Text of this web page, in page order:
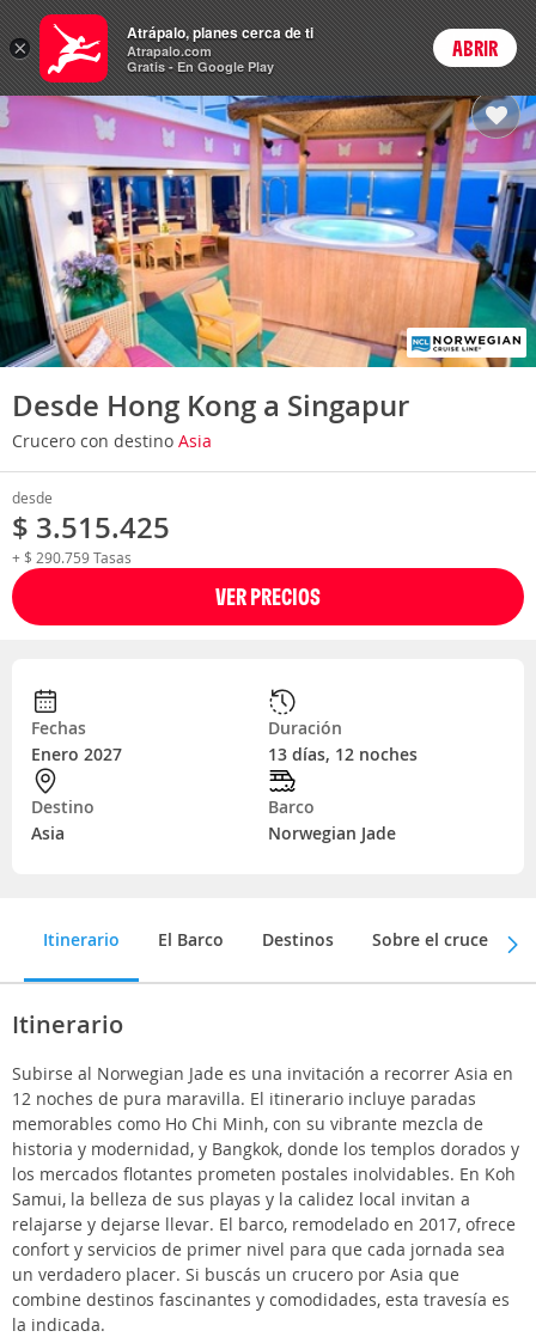
Cruceros Precios enPeso
ARSCambiar moneda
Login
Desde Hong Kong a Singapur
Crucero con destino Asia
desde
$ 3.515.425
+ $ 290.759 Tasas
VER PRECIOS
Fechas
Enero 2027
Duración
13 días, 12 noches
Destino
Asia
Barco
Norwegian Jade
Itinerario El Barco Destinos Sobre el crucero
Itinerario
Subirse al Norwegian Jade es una invitación a recorrer Asia en
12 noches de pura maravilla. El itinerario incluye paradas
memorables como Ho Chi Minh, con su vibrante mezcla de
historia y modernidad, y Bangkok, donde los templos dorados y
los mercados flotantes prometen postales inolvidables. En Koh
Samui, la belleza de sus playas y la calidez local invitan a
relajarse y dejarse llevar. El barco, remodelado en 2017, ofrece
confort y servicios de primer nivel para que cada jornada sea
un verdadero placer. Si buscás un crucero por Asia que
combine destinos fascinantes y comodidades, esta travesía es
la indicada.
×
Atrápalo, planes cerca de ti
Atrapalo.com
Gratis - En Google Play
ABRIR